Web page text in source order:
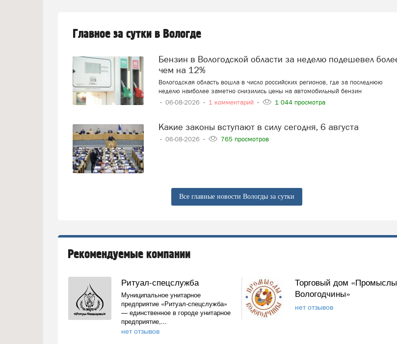
Главное за сутки в Вологде
Бензин в Вологодской области за неделю подешевел более
чем на 12%
Вологодская область вошла в число российских регионов, где за последнюю
неделю наиболее заметно снизились цены на автомобильный бензин
06-08-2026
1 комментарий 1 044 просмотра
Какие законы вступают в силу сегодня, 6 августа
06-08-2026 765 просмотров
Все главные новости Вологды за сутки
Рекомендуемые компании
Ритуал-спецслужба
Муниципальное унитарное
предприятие «Ритуал-спецслужба»
— единственное в городе унитарное
предприятие,...
нет отзывов
Торговый дом «Промыслы
Вологодчины»
нет отзывов